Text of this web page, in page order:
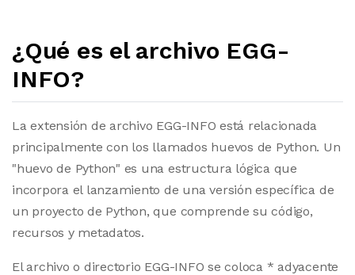
¿Qué es el archivo EGG-
INFO?
La extensión de archivo EGG-INFO está relacionada
principalmente con los llamados huevos de Python. Un
"huevo de Python" es una estructura lógica que
incorpora el lanzamiento de una versión específica de
un proyecto de Python, que comprende su código,
recursos y metadatos.
El archivo o directorio EGG-INFO se coloca * adyacente